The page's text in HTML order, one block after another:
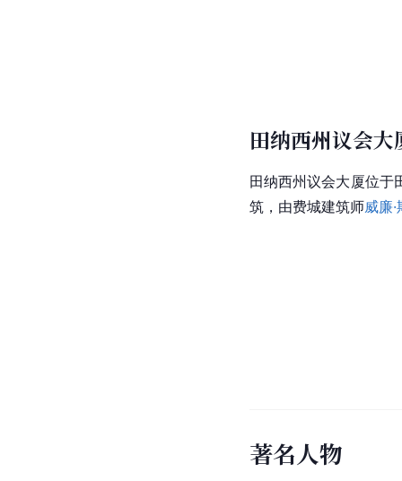
田纳西州议会大
田纳西州议会大厦位于
筑，由费城建筑师威廉
著名人物